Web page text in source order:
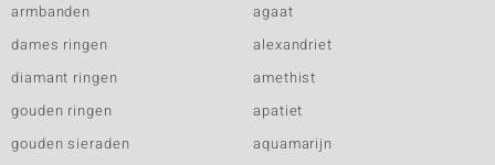
armbanden
dames ringen
diamant ringen
gouden ringen
gouden sieraden
agaat
alexandriet
amethist
apatiet
aquamarijn